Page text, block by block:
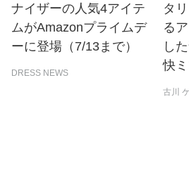
ナイザーの人気4アイテ
ムがAmazonプライムデ
ーに登場（7/13まで）
DRESS NEWS
タ
る
し
快
古川